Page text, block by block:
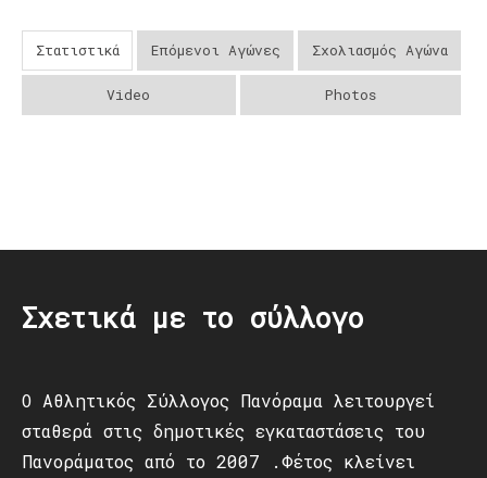
Στατιστικά Επόμενοι Αγώνες Σχολιασμός Αγώνα
Video Photos
Σχετικά με το σύλλογο
Ο Αθλητικός Σύλλογος Πανόραμα λειτουργεί
σταθερά στις δημοτικές εγκαταστάσεις του
Πανοράματος από το 2007 .Φέτος κλείνει